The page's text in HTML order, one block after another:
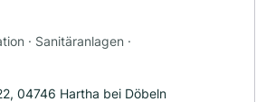
· Sanitäranlagen ·
04746 Hartha bei Döbeln